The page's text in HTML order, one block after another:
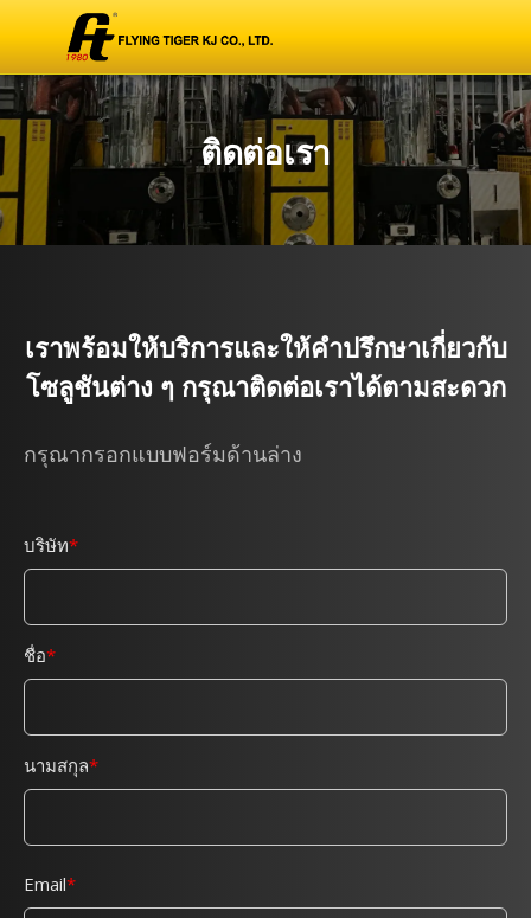
ติดต่อเรา
เราพร้อมให้บริการและให้คำปรึกษาเกี่ยวกับ
โซลูชันต่าง ๆ กรุณาติดต่อเราได้ตามสะดวก
กรุณากรอกแบบฟอร์มด้านล่าง
บริษัท
ชื่อ
นามสกุล
Email